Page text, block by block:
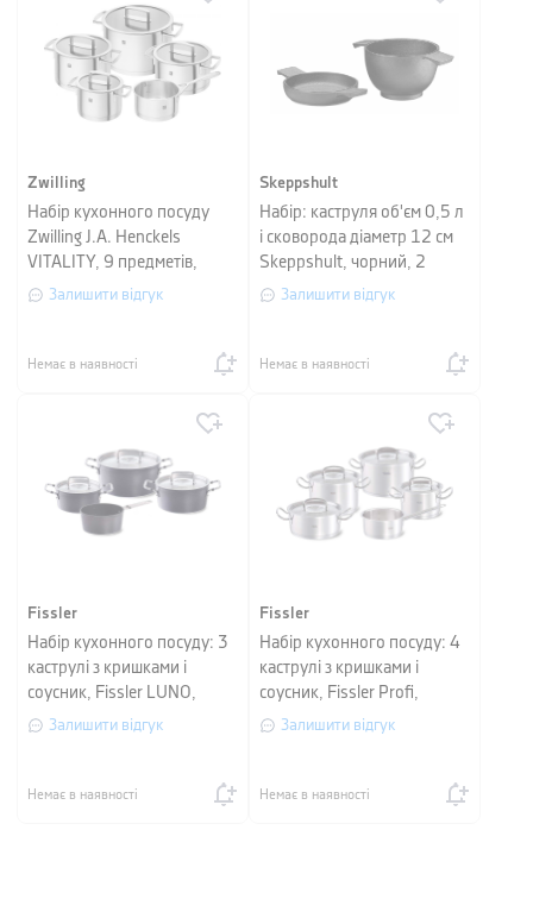
Zwilling
Набір кухонного посуду
Zwilling J.A. Henckels
VITALITY, 9 предметів,
сріблястий
Залишити відгук
Немає в наявності
Skeppshult
Набір: каструля об'єм 0,5 л
і сковорода діаметр 12 см
Skeppshult, чорний, 2
предмети
Залишити відгук
Немає в наявності
Fissler
Набір кухонного посуду: 3
каструлі з кришками і
соусник, Fissler LUNO,
чорний/металевий, 4
Залишити відгук
Немає в наявності
Fissler
Набір кухонного посуду: 4
каструлі з кришками і
соусник, Fissler Profi,
сріблястий, 5 предметів
Залишити відгук
Немає в наявності